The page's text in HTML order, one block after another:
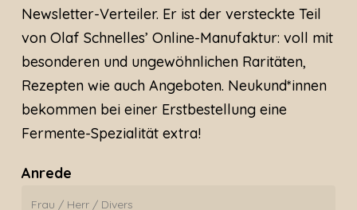
Newsletter-Verteiler. Er ist der versteckte Teil
von Olaf Schnelles’ Online-Manufaktur: voll mit
besonderen und ungewöhnlichen Raritäten,
Rezepten wie auch Angeboten. Neukund*innen
bekommen bei einer Erstbestellung eine
Fermente-Spezialität extra!
Anrede